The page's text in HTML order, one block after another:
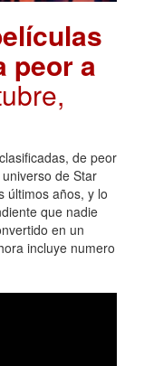
peor a
de peor
de Star
últimos años, y lo
que nadie
en un
incluye numero